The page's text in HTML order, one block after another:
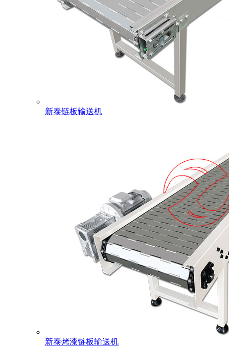
新泰链板输送机
新泰烤漆链板输送机